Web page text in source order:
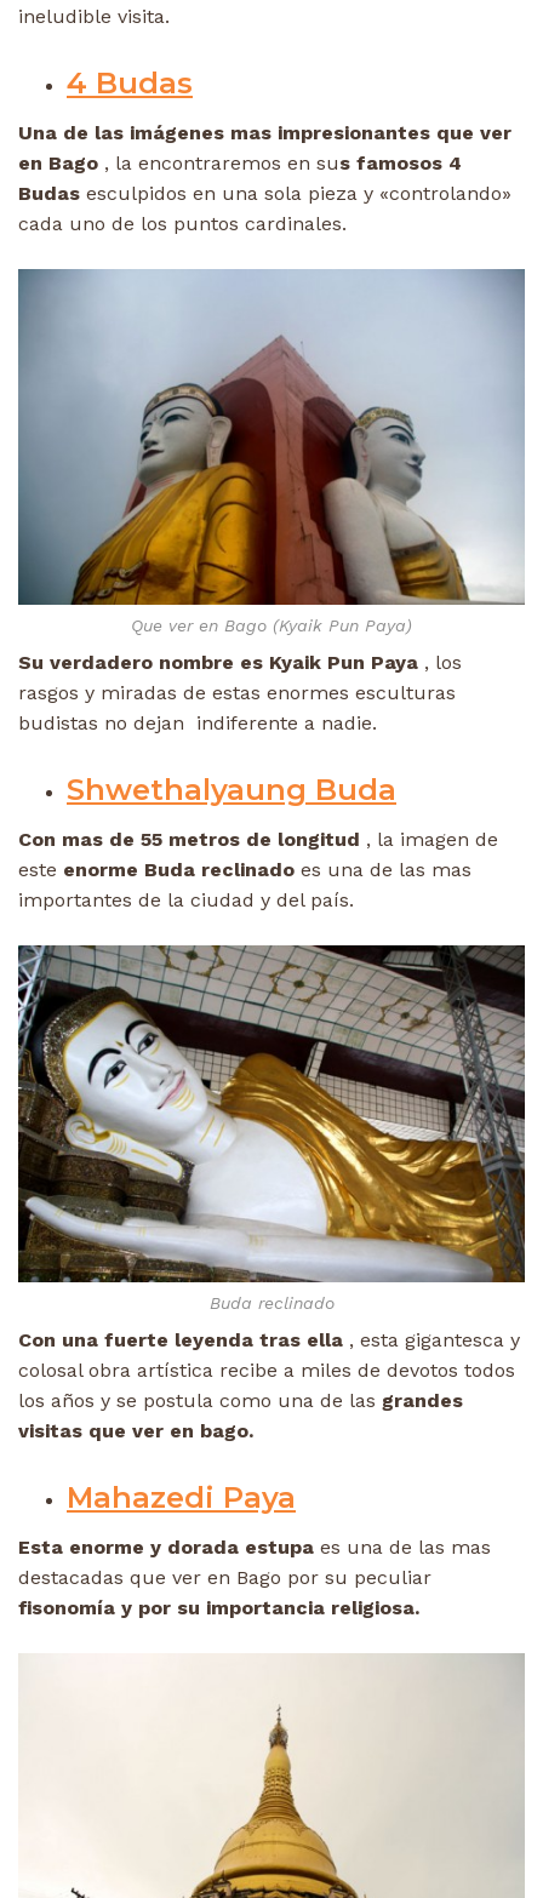
ineludible visita.
4 Budas
Una de las imágenes mas impresionantes que ver
en Bago , la encontraremos en sus famosos 4
Budas esculpidos en una sola pieza y «controlando»
cada uno de los puntos cardinales.
Que ver en Bago (Kyaik Pun Paya)
Su verdadero nombre es Kyaik Pun Paya , los
rasgos y miradas de estas enormes esculturas
budistas no dejan indiferente a nadie.
Shwethalyaung Buda
Con mas de 55 metros de longitud , la imagen de
este enorme Buda reclinado es una de las mas
importantes de la ciudad y del país.
Buda reclinado
Con una fuerte leyenda tras ella , esta gigantesca y
colosal obra artística recibe a miles de devotos todos
los años y se postula como una de las grandes
visitas que ver en bago.
Mahazedi Paya
Esta enorme y dorada estupa es una de las mas
destacadas que ver en Bago por su peculiar
fisonomía y por su importancia religiosa.